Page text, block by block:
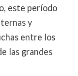
este período
y
entre los
las grandes